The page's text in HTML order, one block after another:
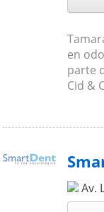
en
parte
Cid &
Av.